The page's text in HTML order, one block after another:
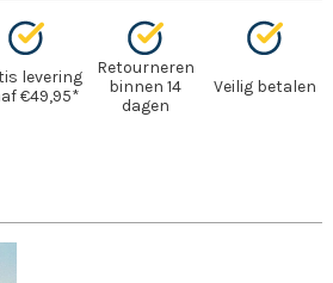
levering
€49,95*
Retourneren
binnen 14
dagen
Veilig betalen